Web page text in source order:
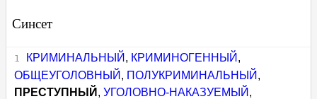
Синсет
КРИМИНАЛЬНЫЙ , КРИМИНОГЕННЫЙ ,
ОБЩЕУГОЛОВНЫЙ , ПОЛУКРИМИНАЛЬНЫЙ ,
ПРЕСТУПНЫЙ ,УГОЛОВНО-НАКАЗУЕМЫЙ ,